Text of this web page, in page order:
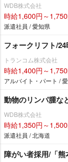
WDB株式会社
時給1,600円～
派遣社員 / 愛知県
フォークリフト/
トランコム株式会社
時給1,400円～
アルバイト・パート /
動物のリンパ腫な
WDB株式会社
時給1,350円～
派遣社員 / 北海道
障がい者採用/「